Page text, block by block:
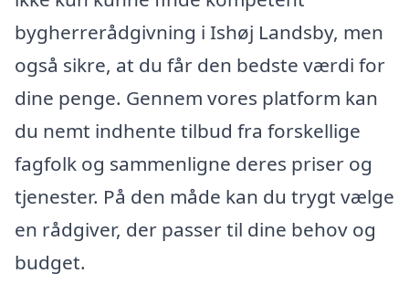
bygherrerådgivning i Ishøj Landsby, men
også sikre, at du får den bedste værdi for
dine penge. Gennem vores platform kan
du nemt indhente tilbud fra forskellige
fagfolk og sammenligne deres priser og
tjenester. På den måde kan du trygt vælge
en rådgiver, der passer til dine behov og
budget.